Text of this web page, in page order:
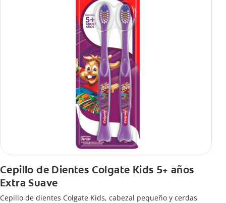
Cepillo de Dientes Colgate Kids 5+ años
Extra Suave
Cepillo de dientes Colgate Kids, cabezal pequeño y cerdas